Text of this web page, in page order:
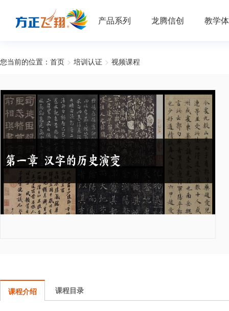
产品系列 龙腾信创 教学
您当前的位置： 首页 > 培训认证 > 视频课程
课程介绍 课程目录